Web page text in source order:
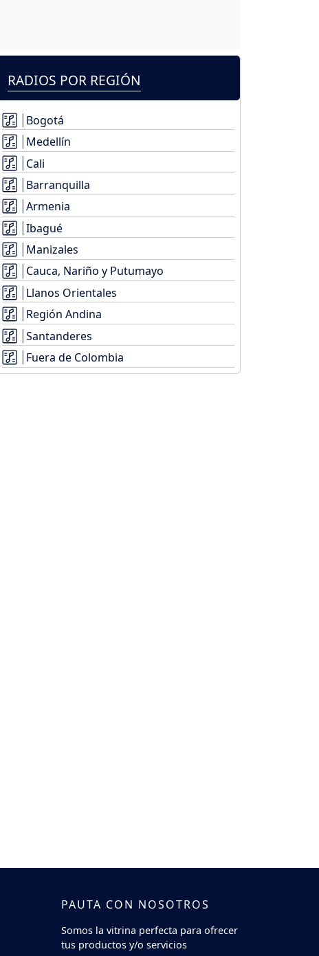
RADIOS POR REGIÓN
Bogotá
Medellín
Cali
Barranquilla
Armenia
Ibagué
Manizales
Cauca, Nariño y Putumayo
Llanos Orientales
Región Andina
Santanderes
Fuera de Colombia
PAUTA CON NOSOTROS
Somos la vitrina perfecta para ofrecer
tus productos y/o servicios